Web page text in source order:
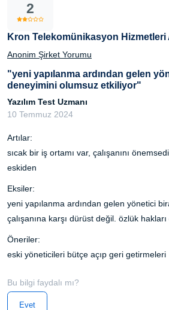
2
Kron Telekomünikasyon Hizmetleri
Anonim Şirket Yorumu
"yeni yapılanma ardından gelen
deneyimini olumsuz etkiliyor"
Yazılım Test Uzmanı
10 Temmuz 2024
Artılar:
sıcak bir iş ortamı var, çalışanını
eskiden
Eksiler:
yeni yapılanma ardından gelen yönetici
çalışanına karşı dürüst değil. özlük
Öneriler:
eski yöneticileri bütçe açıp geri getirmeleri
Bu bilgi faydalı mı?
Evet